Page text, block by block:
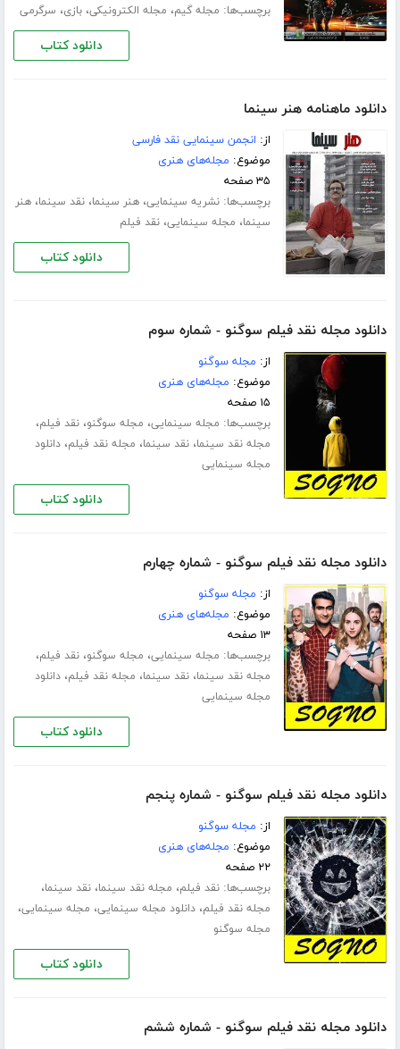
برچسب‌ها: مجله گیم، مجله الکترونیکی،بازی، سرگرمی
دانلود کتاب
دانلود ماهنامه هنر سینما
از: انجمن سینمایی نقد فارسی
موضوع: مجله‌های هنری
۳۵ صفحه
برچسب‌ها:نشریه سینمایی،هنر سینما،نقد سینما،هنر
سینما، مجله سینمایی،نقد فیلم
دانلود کتاب
دانلود مجله نقد فیلم سوگنو - شماره سوم
از: مجله سوگنو
موضوع: مجله‌های هنری
۱۵ صفحه
برچسب‌ها: مجله سینمایی، مجله سوگنو،نقد فیلم،
مجله نقد سینما،نقد سینما، مجله نقد فیلم،دانلود
مجله سینمایی
دانلود کتاب
دانلود مجله نقد فیلم سوگنو - شماره چهارم
از: مجله سوگنو
موضوع: مجله‌های هنری
۱۳ صفحه
برچسب‌ها: مجله سینمایی، مجله سوگنو،نقد فیلم،
مجله نقد سینما،نقد سینما، مجله نقد فیلم،دانلود
مجله سینمایی
دانلود کتاب
دانلود مجله نقد فیلم سوگنو - شماره پنجم
از: مجله سوگنو
موضوع: مجله‌های هنری
۲۲ صفحه
برچسب‌ها:نقد فیلم، مجله نقد سینما،نقد سینما،
مجله نقد فیلم،دانلود مجله سینمایی، مجله سینمایی،
مجله سوگنو
دانلود کتاب
دانلود مجله نقد فیلم سوگنو - شماره ششم